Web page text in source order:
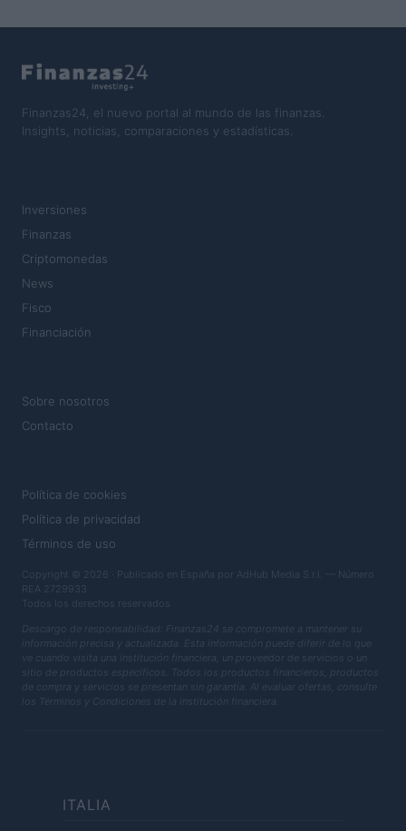
Finanzas24, el nuevo portal al mundo de las finanzas.
Insights, noticias, comparaciones y estadísticas.
Inversiones
Finanzas
Criptomonedas
News
Fisco
Financiación
Sobre nosotros
Contacto
Política de cookies
Política de privacidad
Términos de uso
Copyright © 2026 · Publicado en España por AdHub Media S.r.l. — Número
REA 2729933
Todos los derechos reservados
Descargo de responsabilidad: Finanzas24 se compromete a mantener su
información precisa y actualizada. Esta información puede diferir de lo que
ve cuando visita una institución financiera, un proveedor de servicios o un
sitio de productos específicos. Todos los productos financieros, productos
de compra y servicios se presentan sin garantía. Al evaluar ofertas, consulte
los Términos y Condiciones de la institución financiera.
ITALIA